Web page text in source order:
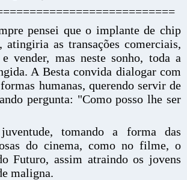
pensei que o implante de chip
atingiria as transações comerciais,
vender, mas neste sonho, toda a
A Besta convida dialogar com
humanas, querendo servir de
pergunta: "Como posso lhe ser
tomando a forma das
do cinema, como no filme, o
Futuro, assim atraindo os jovens
maligna.